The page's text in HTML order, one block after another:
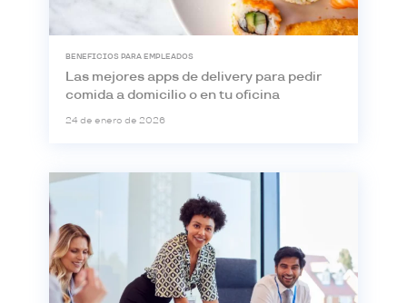
BENEFICIOS PARA EMPLEADOS
Las mejores apps de delivery para pedir
comida a domicilio o en tu oficina
24 de enero de 2026